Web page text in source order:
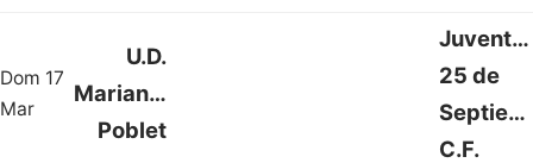
Dom 17
Mar
U.D.
Marianao
Poblet
25 de
C.F.